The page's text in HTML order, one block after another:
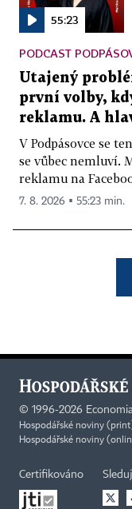
55:23
PODCAST
Utajený
první volby,
reklamu. A
V Podpásovce se
se vůbec nemluví.
reklamu na
7. 8. 2026 ▪ 55:23 min.
© 1996-2026
Hospodářské noviny
Hospodářské noviny
Certifikováno